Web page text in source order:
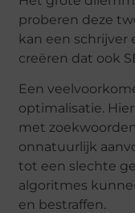
proberen deze
kan een schrijver
creëren dat ook
Een
optimalisatie.
met
onnatuurlijk
tot een slechte
algoritmes
en bestraffen.